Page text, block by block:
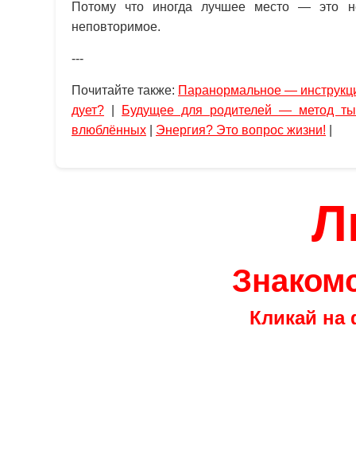
Потому что иногда лучшее место — это
неповторимое.
---
Почитайте также: Паранормальное —
дует?
Будущее для родителей — метод
влюблённых
Энергия? Это вопрос жизни!
Кликай на